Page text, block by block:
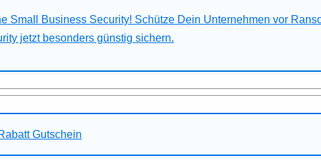
Small Business Security! Schütze Dein Unternehmen vor
jetzt besonders günstig sichern.